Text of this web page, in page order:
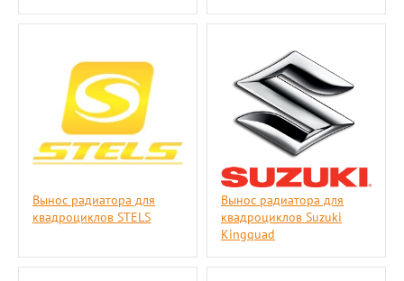
Вынос радиатора для
квадроциклов STELS
Вынос радиатора для
квадроциклов Suzuki
Kingquad